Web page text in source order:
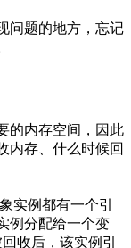
问题的地方，忘记
的内存空间，因此
内存、什么时候回
实例都有一个引
例分配给一个变
收后，该实例引